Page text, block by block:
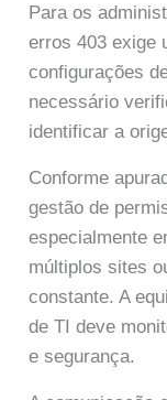
Para os
erros 403 exige
configurações
necessário
identificar a
Conforme
gestão de
especialmente
múltiplos sites
constante. A
de TI deve
e segurança.